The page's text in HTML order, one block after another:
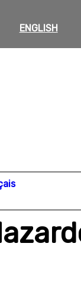
ENGLISH